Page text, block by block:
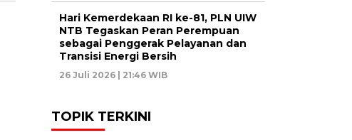
Hari Kemerdekaan RI ke-81, PLN UIW
NTB Tegaskan Peran Perempuan
sebagai Penggerak Pelayanan dan
Transisi Energi Bersih
26 Juli 2026 | 21:46 WIB
TOPIK TERKINI